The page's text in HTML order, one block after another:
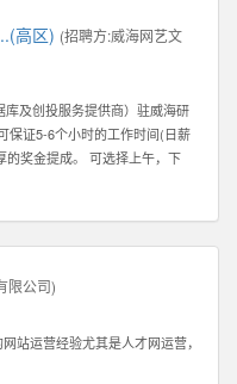
高区) (招聘方:威海网艺文
及创投服务提供商）驻威海研
保证5-6个小时的工作时间(日薪
的奖金提成。 可选择上午，下
号北洋云计算电子创新平台302
够真诚，热情地主动联系客户。
信任。 2: 我们需要能和客户建
稳定地在公司发展。你会发现公
，韩国都有业务。所以公司会
在公司不断进步！ 3：你必须具
放弃。你必须了解你和客户的关
，你在一开始的时候要具备百折
限公司)
站运营经验尤其是人才网运营，